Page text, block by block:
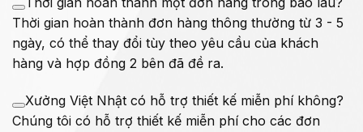
Thời gian hoàn thành đơn hàng thông thường từ 3 - 5
ngày, có thể thay đổi tùy theo yêu cầu của khách
hàng và hợp đồng 2 bên đã đề ra.
Xưởng Việt Nhật có hỗ trợ thiết kế miễn phí không?
Chúng tôi có hỗ trợ thiết kế miễn phí cho các đơn